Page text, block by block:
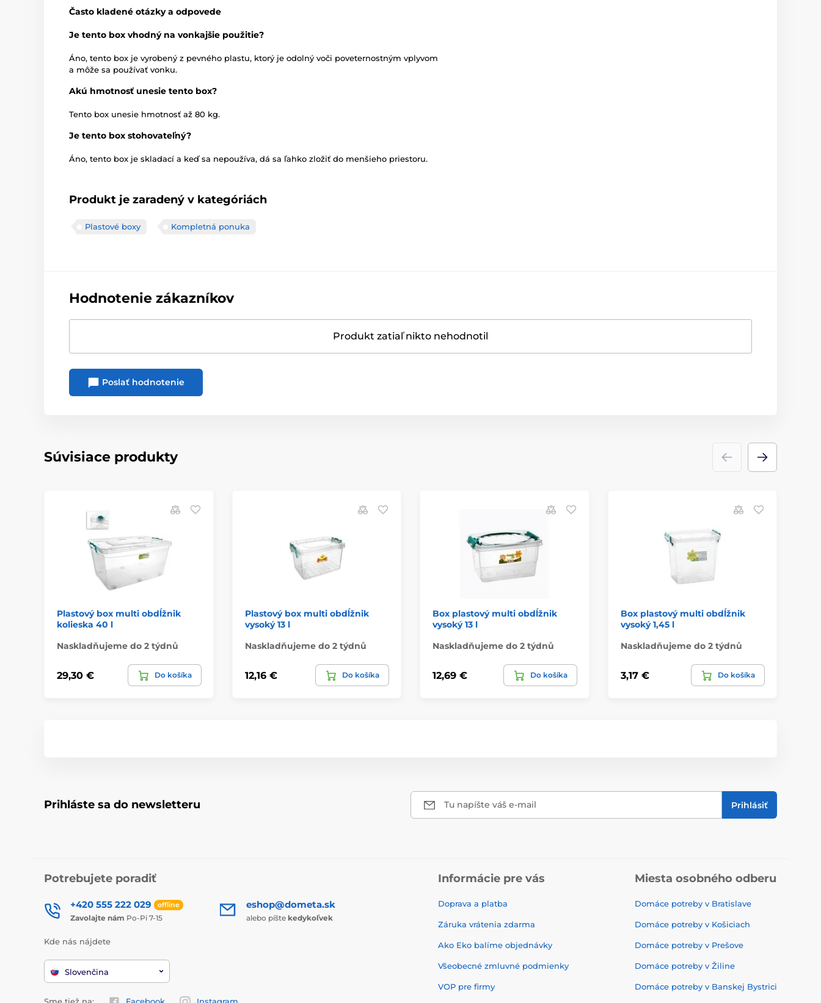
Často kladené otázky a odpovede
Je tento box vhodný na vonkajšie použitie?
Áno, tento box je vyrobený z pevného plastu, ktorý je odolný voči poveternostným vplyvom
a môže sa používať vonku.
Akú hmotnosť unesie tento box?
Tento box unesie hmotnosť až 80 kg.
Je tento box stohovateľný?
Áno, tento box je skladací a keď sa nepoužíva, dá sa ľahko zložiť do menšieho priestoru.
Produkt je zaradený v kategóriách
Plastové boxy Kompletná ponuka
Hodnotenie zákazníkov
Produkt zatiaľ nikto nehodnotil
Poslať hodnotenie
Súvisiace produkty
Plastový box multi obdĺžnik
kolieska 40 l
Naskladňujeme do 2 týdnů
29,30 € Do košíka
Plastový box multi obdĺžnik
vysoký 13 l
Naskladňujeme do 2 týdnů
12,16 € Do košíka
Box plastový multi obdĺžnik
vysoký 13 l
Naskladňujeme do 2 týdnů
12,69 € Do košíka
Box plastový multi obdĺžnik
vysoký 1,45 l
Naskladňujeme do 2 týdnů
3,17 € Do košíka
Prihláste sa do newsletteru Tu napíšte váš e-mail Prihlásiť
Potrebujete poradiť
+420 555 222 029 offline
Zavolajte nám Po-Pi 7-15
eshop@dometa.sk
alebo píšte kedykoľvek
Kde nás nájdete
Slovenčina
Sme tiež na: Facebook Instagram
Informácie pre vás
Doprava a platba
Záruka vrátenia zdarma
Ako Eko balíme objednávky
Všeobecné zmluvné podmienky
VOP pre firmy
Miesta osobného odberu
Domáce potreby v Bratislave
Domáce potreby v Košiciach
Domáce potreby v Prešove
Domáce potreby v Žiline
Domáce potreby v Banskej Bystrici